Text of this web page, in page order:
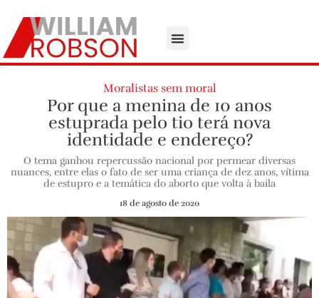
Moralistas sem moral
Por que a menina de 10 anos
estuprada pelo tio terá nova
identidade e endereço?
O tema ganhou repercussão nacional por permear diversas
nuances, entre elas o fato de ser uma criança de dez anos, vítima
de estupro e a temática do aborto que volta à baila
18 de agosto de 2020